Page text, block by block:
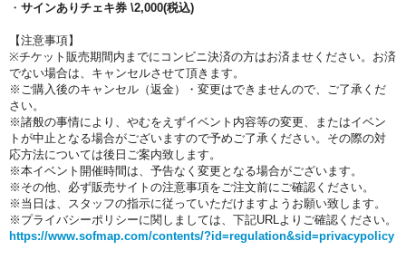
・ サインありチェキ券 \2,000(税込)
【注意事項】
※チケット販売期間内 までにコンビニ決済の方はお済ませください。 お済
でない場合は、キャンセルさせて頂きます。
※ご購入後のキャンセル（返金）・変更はできませんので、ご了承くだ
さい。
※諸般の事情により、やむをえずイベント内容等の変更、またはイベン
トが中止となる場合がございますので予めご了承ください。その際の対
応方法については後日ご案内致します。
※本イベント開催時間は、予告なく変更となる場合がございます。
※その他、必ず販売サイトの注意事項をご注文前にご確認ください。
※当日は、スタッフの指示に従っていただけますようお願い致します。
※プライバシーポリシーに関しましては、下記URLよりご確認ください。
https://www.sofmap.com/contents/?id=regulation&sid=privacypolicy